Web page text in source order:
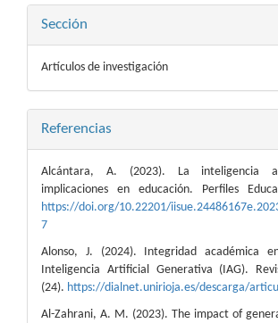
Sección
Artículos de investigación
Referencias
Alcántara, A. (2023). La inteligencia
implicaciones en educación. Perfiles
https://doi.org/10.22201/
7
Alonso, J. (2024). Integridad académica
Inteligencia Artificial Generativa (IAG).
(24). https://dialnet.unirioja.es/descarga/
Al-Zahrani, A. M. (2023). The impact of